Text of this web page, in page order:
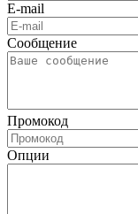
E-mail
Сообщение
Промокод
Опции